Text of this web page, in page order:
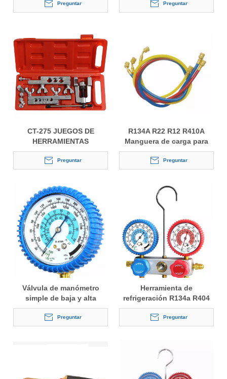
Preguntar Preguntar
CT-275 JUEGOS DE
HERRAMIENTAS
ABOCINADAS
Preguntar
R134A R22 R12 R410A
Manguera de carga para
aire acondicionado
Preguntar
Válvula de manómetro
simple de baja y alta
presión para refrigerante
R134A/R22/R404A/R406A
Preguntar
Herramienta de
refrigeración R134a R404
Medidor de presión del
colector de refrigerante
Preguntar